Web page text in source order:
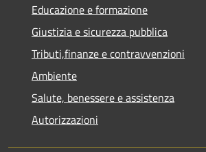
Educazione e formazione
Giustizia e sicurezza pubblica
Tributi,finanze e contravvenzioni
Ambiente
Salute, benessere e assistenza
Autorizzazioni